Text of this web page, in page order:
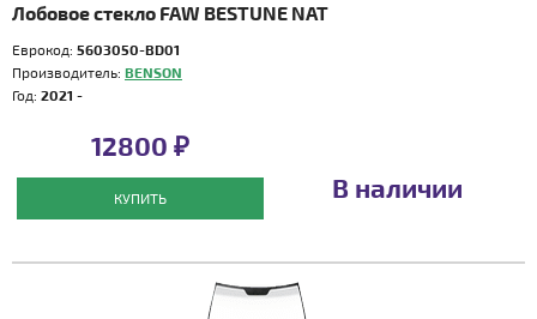
Лобовое стекло FAW BESTUNE NAT
Еврокод: 5603050-BD01
Производитель: BENSON
Год: 2021 -
12800 ₽
КУПИТЬ В наличии